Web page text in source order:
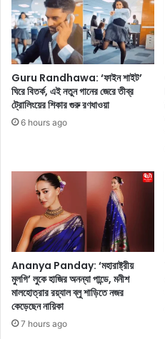
ফ্যা
শ
ন
উ
ই
ক
শো
তে
এ
বো
কা
লো
শা
কে
তা
র
চ
ম
মা
শো
ম
অ
ভি
য়া
কো
ল
র
মি
কা
বং
শো
-
এ
র
বি
Guru Randhawa: ‘ফাইন শাইট’
ঘিরে বিতর্ক, এই নতুন গানের জেরে তীব্র
ট্রোলিংয়ের শিকার গুরু রণধাওয়া
6 hours ago
Ananya Panday: ‘মহারাষ্ট্রীয়
মুলগি’ লুকে হাজির অনন্যা পান্ডে, মনীশ
মালহোত্রার রয়্যাল ব্লু শাড়িতে নজর
কেড়েছেন নায়িকা
7 hours ago